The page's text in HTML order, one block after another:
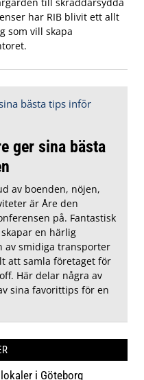
till skräddarsydda
har RIB blivit ett allt
som vill skapa
ger sina bästa
av boenden, nöjen,
är Åre den
på. Fantastisk
en härlig
av smidiga transporter
att samla företaget för
Här delar några av
sina favorittips för en
i Göteborg